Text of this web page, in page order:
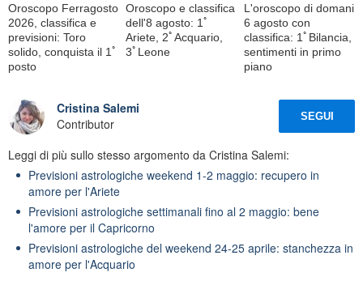
Oroscopo Ferragosto
2026, classifica e
previsioni: Toro
solido, conquista il 1ﾟ
posto
Oroscopo e classifica
dell'8 agosto: 1ﾟ
Ariete, 2ﾟAcquario,
3ﾟLeone
L'oroscopo di domani
6 agosto con
classifica: 1ﾟBilancia,
sentimenti in primo
piano
Cristina Salemi
Contributor
SEGUI
Leggi di più sullo stesso argomento da Cristina Salemi:
Previsioni astrologiche weekend 1-2 maggio: recupero in
amore per l'Ariete
Previsioni astrologiche settimanali fino al 2 maggio: bene
l'amore per il Capricorno
Previsioni astrologiche del weekend 24-25 aprile: stanchezza in
amore per l'Acquario